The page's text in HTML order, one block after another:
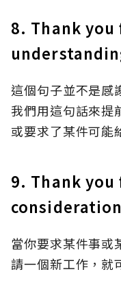
8. Thank
這個句子並不是感
我們用這句話來提
或要求了某件可能
9. Thank
consideration
當你要求某件事或
請一個新工作，就